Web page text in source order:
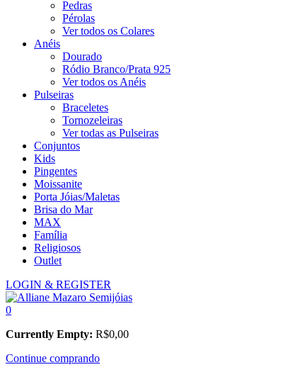
Pedras
Pérolas
Ver todos os Colares
Anéis
Dourado
Ródio Branco/Prata 925
Ver todos os Anéis
Pulseiras
Braceletes
Tornozeleiras
Ver todas as Pulseiras
Conjuntos
Kids
Pingentes
Moissanite
Porta Jóias/Maletas
Brisa do Mar
MAX
Família
Religiosos
Outlet
LOGIN & REGISTER
0
Currently Empty: R$0,00
Continue comprando